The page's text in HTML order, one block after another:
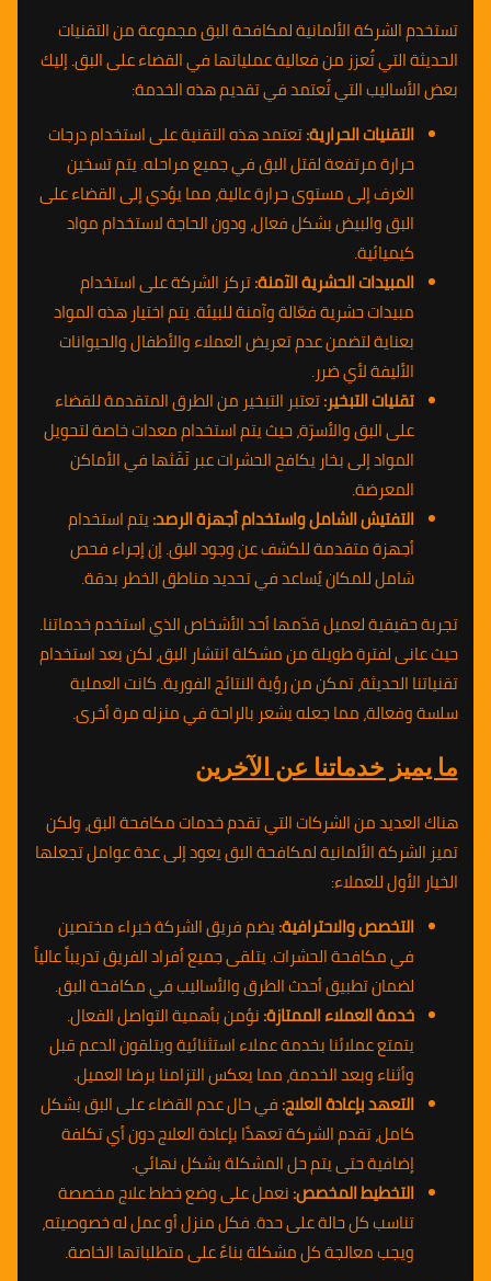
تستخدم الشركة الألمانية لمكافحة البق مجموعة من التقنيات
الحديثة التي تُعزز من فعالية عملياتها في القضاء على البق. إليك
بعض الأساليب التي تُعتمد في تقديم هذه الخدمة:
التقنيات الحرارية:تعتمد هذه التقنية على استخدام درجات
حرارة مرتفعة لقتل البق في جميع مراحله. يتم تسخين
الغرف إلى مستوى حرارة عالية، مما يؤدي إلى القضاء على
البق والبيض بشكل فعال، ودون الحاجة لاستخدام مواد
كيميائية.
المبيدات الحشرية الآمنة:تركز الشركة على استخدام
مبيدات حشرية فعّالة وآمنة للبيئة. يتم اختيار هذه المواد
بعناية لتضمن عدم تعريض العملاء والأطفال والحيوانات
الأليفة لأي ضرر.
تقنيات التبخير:تعتبر التبخير من الطرق المتقدمة للقضاء
على البق والأسرّة، حيث يتم استخدام معدات خاصة لتحويل
المواد إلى بخار يكافح الحشرات عبر نَفَثها في الأماكن
المعرضة.
التفتيش الشامل واستخدام أجهزة الرصد:يتم استخدام
أجهزة متقدمة للكشف عن وجود البق. إن إجراء فحص
شامل للمكان يُساعد في تحديد مناطق الخطر بدقة.
تجربة حقيقية لعميل قدّمها أحد الأشخاص الذي استخدم خدماتنا.
حيث عانى لفترة طويلة من مشكلة انتشار البق، لكن بعد استخدام
تقنياتنا الحديثة، تمكن من رؤية النتائج الفورية. كانت العملية
سلسة وفعالة، مما جعله يشعر بالراحة في منزله مرة أخرى.
ما يميز خدماتنا عن الآخرين
هناك العديد من الشركات التي تقدم خدمات مكافحة البق، ولكن
تميز الشركة الألمانية لمكافحة البق يعود إلى عدة عوامل تجعلها
الخيار الأول للعملاء:
التخصص والاحترافية:يضم فريق الشركة خبراء مختصين
في مكافحة الحشرات. يتلقى جميع أفراد الفريق تدريباً عالياً
لضمان تطبيق أحدث الطرق والأساليب في مكافحة البق.
خدمة العملاء الممتازة:نؤمن بأهمية التواصل الفعال.
يتمتع عملائنا بخدمة عملاء استثنائية ويتلقون الدعم قبل
وأثناء وبعد الخدمة، مما يعكس التزامنا برضا العميل.
التعهد بإعادة العلاج:في حال عدم القضاء على البق بشكل
كامل، تقدم الشركة تعهدًا بإعادة العلاج دون أي تكلفة
إضافية حتى يتم حل المشكلة بشكل نهائي.
التخطيط المخصص:نعمل على وضع خطط علاج مخصصة
تناسب كل حالة على حدة. فكل منزل أو عمل له خصوصيته،
ويجب معالجة كل مشكلة بناءً على متطلباتها الخاصة.